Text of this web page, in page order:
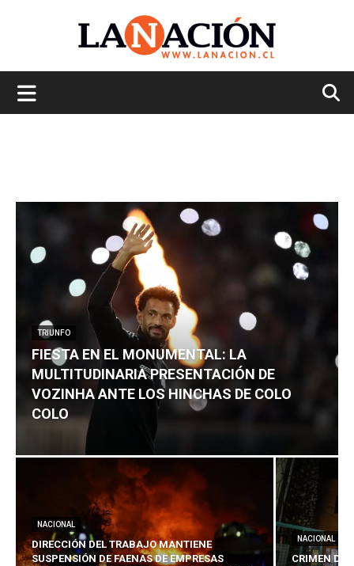
TRIUNFO
FIESTA EN EL MONUMENTAL: LA
MULTITUDINARIA PRESENTACIÓN DE
VOZINHA ANTE LOS HINCHAS DE COLO
COLO
NACIONAL
DIRECCIÓN DEL TRABAJO MANTIENE
SUSPENSIÓN DE FAENAS DE EMPRESAS
NACIONAL
CRIMEN DE